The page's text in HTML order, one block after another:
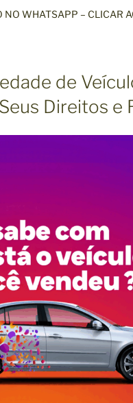
NO WHATSAPP – CLICAR
de
Direitos e